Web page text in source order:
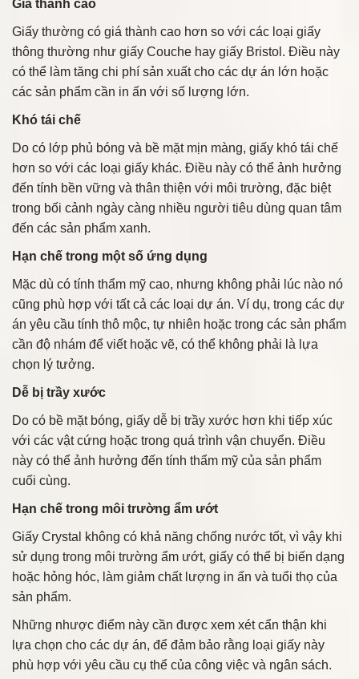
Giá thành cao
Giấy thường có giá thành cao hơn so với các loại giấy
thông thường như giấy Couche hay giấy Bristol. Điều này
có thể làm tăng chi phí sản xuất cho các dự án lớn hoặc
các sản phẩm cần in ấn với số lượng lớn.
Khó tái chế
Do có lớp phủ bóng và bề mặt mịn màng, giấy khó tái chế
hơn so với các loại giấy khác. Điều này có thể ảnh hưởng
đến tính bền vững và thân thiện với môi trường, đặc biệt
trong bối cảnh ngày càng nhiều người tiêu dùng quan tâm
đến các sản phẩm xanh.
Hạn chế trong một số ứng dụng
Mặc dù có tính thẩm mỹ cao, nhưng không phải lúc nào nó
cũng phù hợp với tất cả các loại dự án. Ví dụ, trong các dự
án yêu cầu tính thô mộc, tự nhiên hoặc trong các sản phẩm
cần độ nhám để viết hoặc vẽ, có thể không phải là lựa
chọn lý tưởng.
Dễ bị trầy xước
Do có bề mặt bóng, giấy dễ bị trầy xước hơn khi tiếp xúc
với các vật cứng hoặc trong quá trình vận chuyển. Điều
này có thể ảnh hưởng đến tính thẩm mỹ của sản phẩm
cuối cùng.
Hạn chế trong môi trường ẩm ướt
Giấy Crystal không có khả năng chống nước tốt, vì vậy khi
sử dụng trong môi trường ẩm ướt, giấy có thể bị biến dạng
hoặc hỏng hóc, làm giảm chất lượng in ấn và tuổi thọ của
sản phẩm.
Những nhược điểm này cần được xem xét cẩn thận khi
lựa chọn cho các dự án, để đảm bảo rằng loại giấy này
phù hợp với yêu cầu cụ thể của công việc và ngân sách.